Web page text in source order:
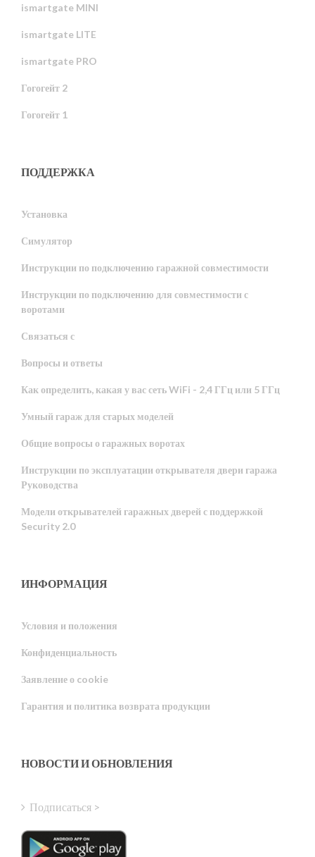
ismartgate MINI
ismartgate LITE
ismartgate PRO
Гогогейт 2
Гогогейт 1
ПОДДЕРЖКА
Установка
Симулятор
Инструкции по подключению гаражной совместимости
Инструкции по подключению для совместимости с
воротами
Связаться с
Вопросы и ответы
Как определить, какая у вас сеть WiFi - 2,4 ГГц или 5 ГГц
Умный гараж для старых моделей
Общие вопросы о гаражных воротах
Инструкции по эксплуатации открывателя двери гаража
Руководства
Модели открывателей гаражных дверей с поддержкой
Security 2.0
ИНФОРМАЦИЯ
Условия и положения
Конфиденциальность
Заявление о cookie
Гарантия и политика возврата продукции
НОВОСТИ И ОБНОВЛЕНИЯ
Подписаться >